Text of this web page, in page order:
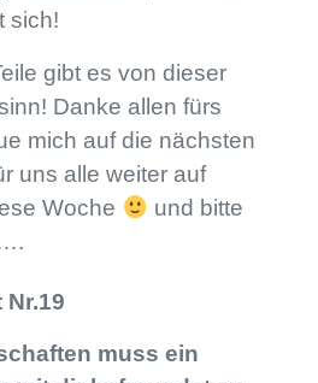
sich!
gibt es von dieser
Danke allen fürs
mich auf die nächsten
uns alle weiter auf
Woche
und bitte
muss ein